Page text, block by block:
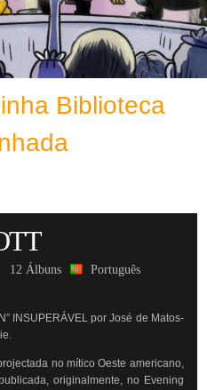
Biblioteca
12 Álbuns
Português
INSUPERÁVEL por José de Matos-
no mítico Oeste americano,
originalmente, no Evening